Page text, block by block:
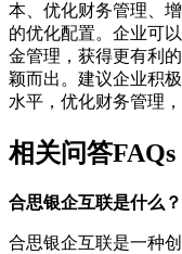
本、优化财务管理、
的优化配置。企业可
金管理，获得更有利
颖而出。建议企业积
水平，优化财务管理
相关问答FAQs
合思银企互联是什么？
合思银企互联是一种